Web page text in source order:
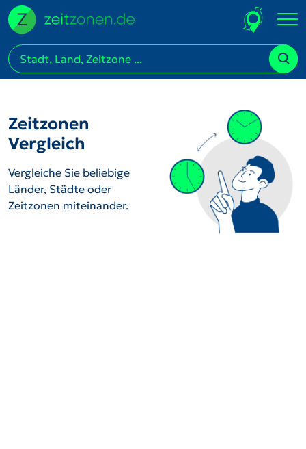
Zeitzonen
Vergleich
Vergleiche Sie beliebige
Länder, Städte oder
Zeitzonen miteinander.